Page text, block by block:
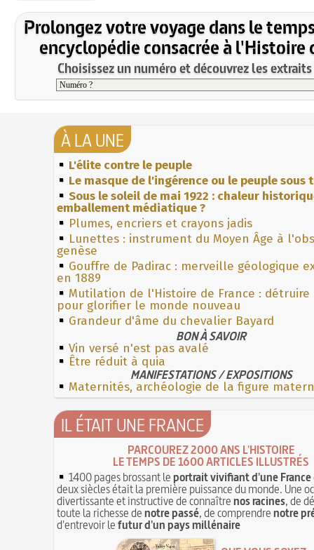
Prolongez votre voyage dans le
encyclopédie consacrée à l'Histoire
Choisissez un numéro et découvrez les
À LA UNE
L'élite contre le peuple
Le masque de l'ingérence ou le peuple sous
Sous le soleil de mai 1922 : chaleur
emballement médiatique ?
Plumes, encriers et crayons jadis
Lunettes : instrument du Moyen Âge à
genèse
Gouffre de Padirac : merveille géologique
en 1889
Mutilation de l'Histoire de France : détruire
pour glorifier le monde nouveau
Grandeur d'âme du chevalier Bayard
BON À SAVOIR
Vin versé n'est pas avalé
Être réduit à quia
MANIFESTATIONS / EXPOSITIONS
Maternités, archéologie de la figure
IL ÉTAIT UNE FRANCE
PARCOUREZ 2000 ANS L'HISTOIRE
LE TEMPS DE 1600 ARTICLES ILLUSTRÉS
1400 pages brossant leportrait vivifiant d'une France
deux siècles était la première puissance du monde. Une
divertissante et instructive de connaîtrenos racines, de
toute la richesse denotre passé, de comprendrenotre
d'entrevoir lefutur d'un pays millénaire